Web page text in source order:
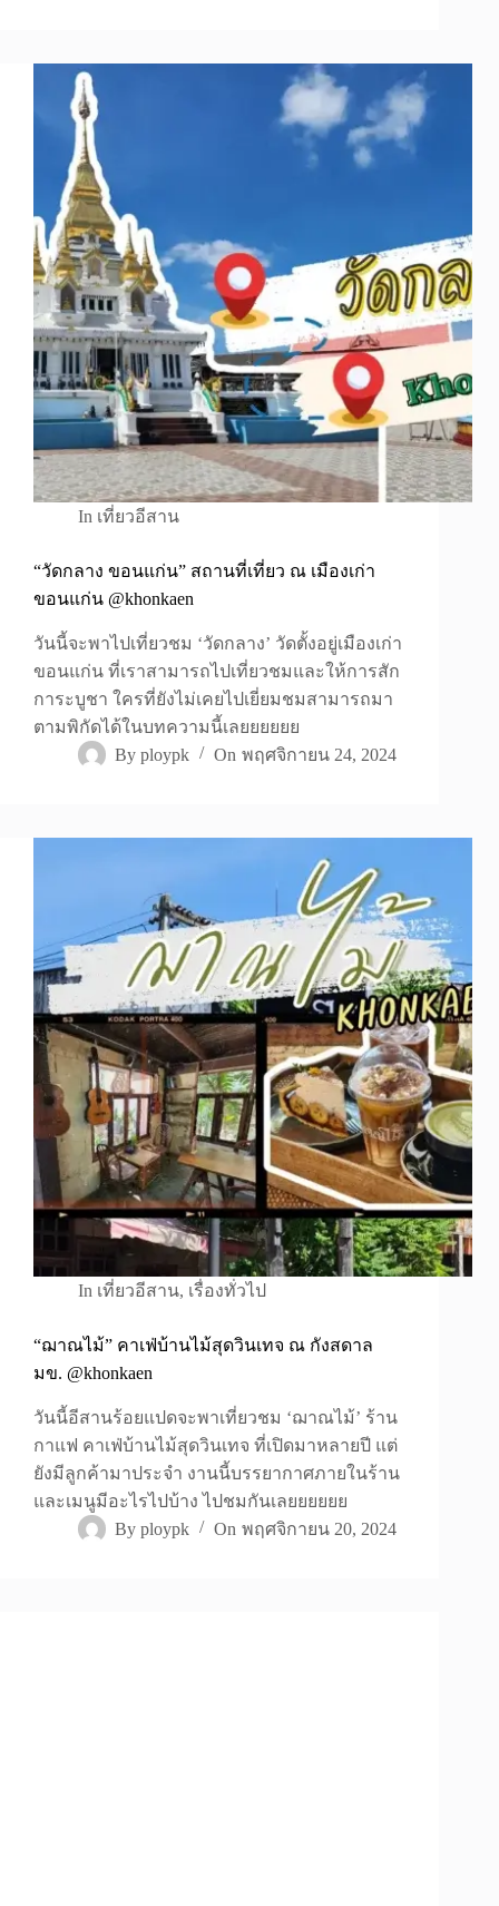
In เที่ยวอีสาน
“วัดกลาง ขอนแก่น” สถานที่เที่ยว ณ เมืองเก่า
ขอนแก่น @khonkaen
วันนี้จะพาไปเที่ยวชม ‘วัดกลาง’ วัดตั้งอยู่เมืองเก่า
ขอนแก่น ที่เราสามารถไปเที่ยวชมและให้การสัก
การะบูชา ใครที่ยังไม่เคยไปเยี่ยมชมสามารถมา
ตามพิกัดได้ในบทความนี้เลยยยยยย
By ploypk On พฤศจิกายน 24, 2024
In เที่ยวอีสาน, เรื่องทั่วไป
“ฌาณไม้” คาเฟ่บ้านไม้สุดวินเทจ ณ กังสดาล
มข. @khonkaen
วันนี้อีสานร้อยแปดจะพาเที่ยวชม ‘ฌาณไม้’ ร้าน
กาแฟ คาเฟ่บ้านไม้สุดวินเทจ ที่เปิดมาหลายปี แต่
ยังมีลูกค้ามาประจำ งานนี้บรรยากาศภายในร้าน
และเมนูมีอะไรไปบ้าง ไปชมกันเลยยยยยย
By ploypk On พฤศจิกายน 20, 2024